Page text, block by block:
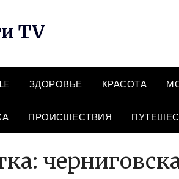
TV
ЗДОРОВЬЕ КРАСОТА
ПРОИСШЕСТВИЯ